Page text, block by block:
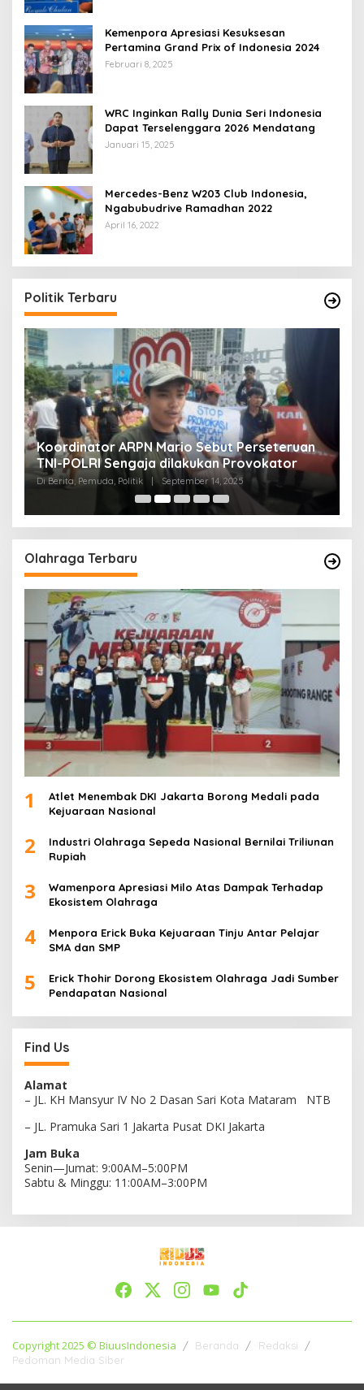
Kemenpora Apresiasi Kesuksesan
Pertamina Grand Prix of Indonesia 2024
Februari 8, 2025
WRC Inginkan Rally Dunia Seri Indonesia
Dapat Terselenggara 2026 Mendatang
Januari 15, 2025
Mercedes-Benz W203 Club Indonesia,
Ngabubudrive Ramadhan 2022
April 16, 2022
Politik Terbaru
Koordinator ARPN Mario Sebut Perseteruan
TNI-POLRI Sengaja dilakukan Provokator
Di Berita, Pemuda, Politik September 14, 2025
Olahraga Terbaru
1
Atlet Menembak DKI Jakarta Borong Medali pada
Kejuaraan Nasional
2
Industri Olahraga Sepeda Nasional Bernilai Triliunan
Rupiah
3
Wamenpora Apresiasi Milo Atas Dampak Terhadap
Ekosistem Olahraga
4
Menpora Erick Buka Kejuaraan Tinju Antar Pelajar
SMA dan SMP
5
Erick Thohir Dorong Ekosistem Olahraga Jadi Sumber
Pendapatan Nasional
Find Us
Alamat
– JL. KH Mansyur IV No 2 Dasan Sari Kota Mataram NTB
– JL. Pramuka Sari 1 Jakarta Pusat DKI Jakarta
Jam Buka
Senin—Jumat: 9:00AM–5:00PM
Sabtu & Minggu: 11:00AM–3:00PM
Copyright 2025 © BiuusIndonesia Beranda
Redaksi
Pedoman Media Siber